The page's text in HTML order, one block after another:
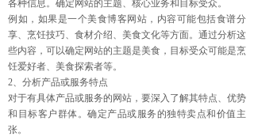
各种信息。确定网站的主题、核心业务和目标受众。
例如，如果是一个美食博客网站，内容可能包括食谱分
享、烹饪技巧、食材介绍、美食文化等方面。通过分析这
些内容，可以确定网站的主题是美食，目标受众可能是烹
饪爱好者、美食探索者等。
2、分析产品或服务特点
对于有具体产品或服务的网站，要深入了解其特点、优势
和目标客户群体。确定产品或服务的独特卖点和价值主
张。